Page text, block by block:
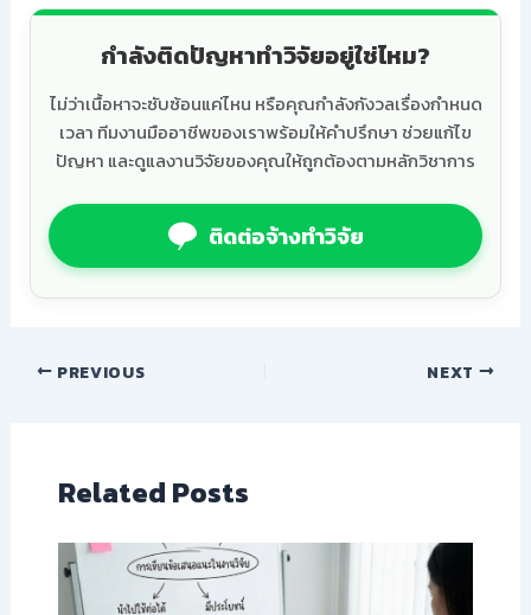
กำลังติดปัญหาทำวิจัยอยู่ใช่ไหม?
ไม่ว่าเนื้อหาจะซับซ้อนแค่ไหน หรือคุณกำลังกังวลเรื่องกำหนด
เวลา ทีมงานมืออาชีพของเราพร้อมให้คำปรึกษา ช่วยแก้ไข
ปัญหา และดูแลงานวิจัยของคุณให้ถูกต้องตามหลักวิชาการ
ติดต่อจ้างทำวิจัย
PREVIOUS NEXT
Related Posts